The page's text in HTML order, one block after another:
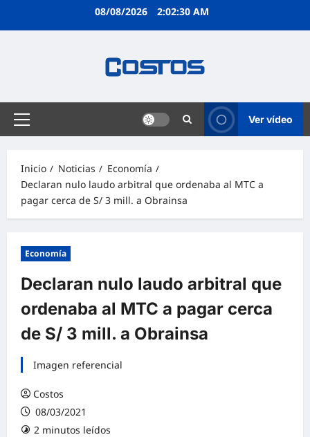
08/08/2026 2:02:31 AM
Ver vídeo
Inicio Noticias
Economía
Declaran nulo laudo arbitral que ordenaba al MTC a
pagar cerca de S/ 3 mill. a Obrainsa
Economía
Declaran nulo laudo arbitral que
ordenaba al MTC a pagar cerca
de S/ 3 mill. a Obrainsa
Imagen referencial
Costos
08/03/2021
2 minutos leídos